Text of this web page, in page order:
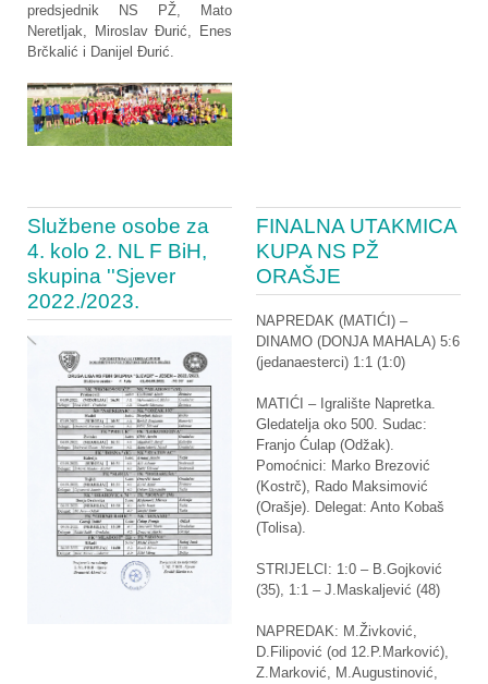
predsjednik NS PŽ, Mato
Neretljak, Miroslav Đurić, Enes
Brčkalić i Danijel Đurić.
Službene osobe za
4. kolo 2. NL F BiH,
skupina ''Sjever
2022./2023.
FINALNA UTAKMICA
KUPA NS PŽ
ORAŠJE
NAPREDAK (MATIĆI) –
DINAMO (DONJA MAHALA) 5:6
(jedanaesterci) 1:1 (1:0)
MATIĆI – Igralište Napretka.
Gledatelja oko 500. Sudac:
Franjo Ćulap (Odžak).
Pomoćnici: Marko Brezović
(Kostrč), Rado Maksimović
(Orašje). Delegat: Anto Kobaš
(Tolisa).
STRIJELCI: 1:0 – B.Gojković
(35), 1:1 – J.Maskaljević (48)
NAPREDAK: M.Živković,
D.Filipović (od 12.P.Marković),
Z.Marković, M.Augustinović,